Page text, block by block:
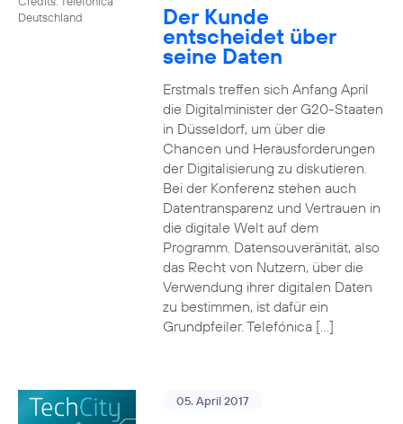
Deutschland
Der Kunde
entscheidet über
seine Daten
Erstmals treffen sich Anfang April
die Digitalminister der G20-Staaten
in Düsseldorf, um über die
Chancen und Herausforderungen
der Digitalisierung zu diskutieren.
Bei der Konferenz stehen auch
Datentransparenz und Vertrauen in
die digitale Welt auf dem
Programm. Datensouveränität, also
das Recht von Nutzern, über die
Verwendung ihrer digitalen Daten
zu bestimmen, ist dafür ein
Grundpfeiler. Telefónica […]
05. April 2017